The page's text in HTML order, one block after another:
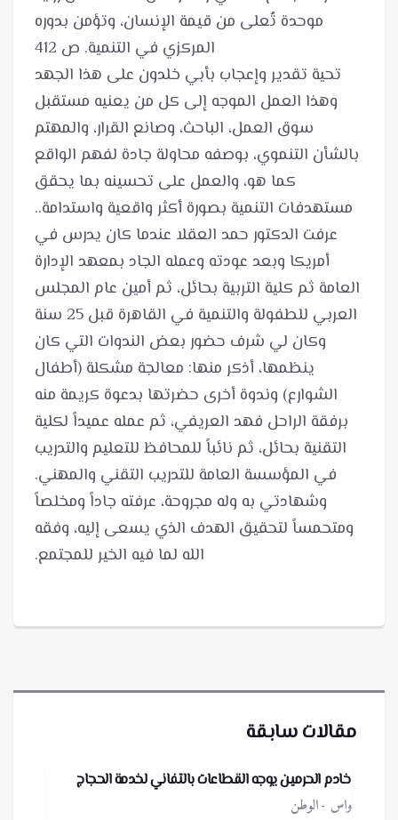
موحدة تُعلى من قيمة الإنسان، وتؤمن بدوره
تحية تقدير وإعجاب بأبي خلدون على هذا الجهد
وهذا العمل الموجه إلى كل من يعنيه مستقبل
سوق العمل، الباحث، وصانع القرار، والمهتم
بالشأن التنموي، بوصفه محاولة جادة لفهم الواقع
كما هو، والعمل على تحسينه بما يحقق
عرفت الدكتور حمد العقلا عندما كان يدرس في
أمريكا وبعد عودته وعمله الجاد بمعهد الإدارة
العامة ثم كلية التربية بحائل، ثم أمين عام المجلس
العربي للطفولة والتنمية في القاهرة قبل 25 سنة
وكان لي شرف حضور بعض الندوات التي كان
ينظمها، أذكر منها: معالجة مشكلة (أطفال
الشوارع) وندوة أخرى حضرتها بدعوة كريمة منه
برفقة الراحل فهد العريفي، ثم عمله عميداً لكلية
التقنية بحائل، ثم نائباً للمحافظ للتعليم والتدريب
وشهادتي به وله مجروحة، عرفته جاداً ومخلصاً
ومتحمساً لتحقيق الهدف الذي يسعى إليه، وفقه
الله لما فيه الخير للمجتمع.
مقالات سابقة
خادم الحرمين يوجه القطاعات بالتفاني لخدمة الحجاج
واس الوطن